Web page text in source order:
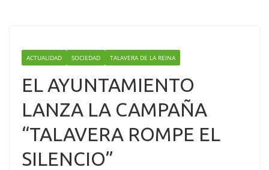
ACTUALIDAD SOCIEDAD TALAVERA DE LA REINA
EL AYUNTAMIENTO
LANZA LA CAMPAÑA
“TALAVERA ROMPE EL
SILENCIO”